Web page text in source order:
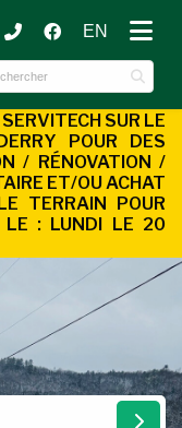
EN
SUR LE
POUR DES
/ RÉNOVATION /
ET/OU ACHAT
TERRAIN POUR
LE : LUNDI LE 20